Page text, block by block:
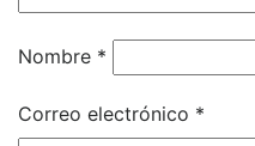
Nombre *
Correo electrónico *